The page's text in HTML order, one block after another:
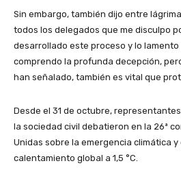
Sin embargo, también dijo entre
todos los delegados que me disculpo
desarrollado este proceso y lo
comprendo la profunda decepción,
han señalado, también es vital que
Desde el 31 de octubre,
la sociedad civil debatieron en la 26ª
Unidas sobre la emergencia climática y
calentamiento global a 1,5 °C.